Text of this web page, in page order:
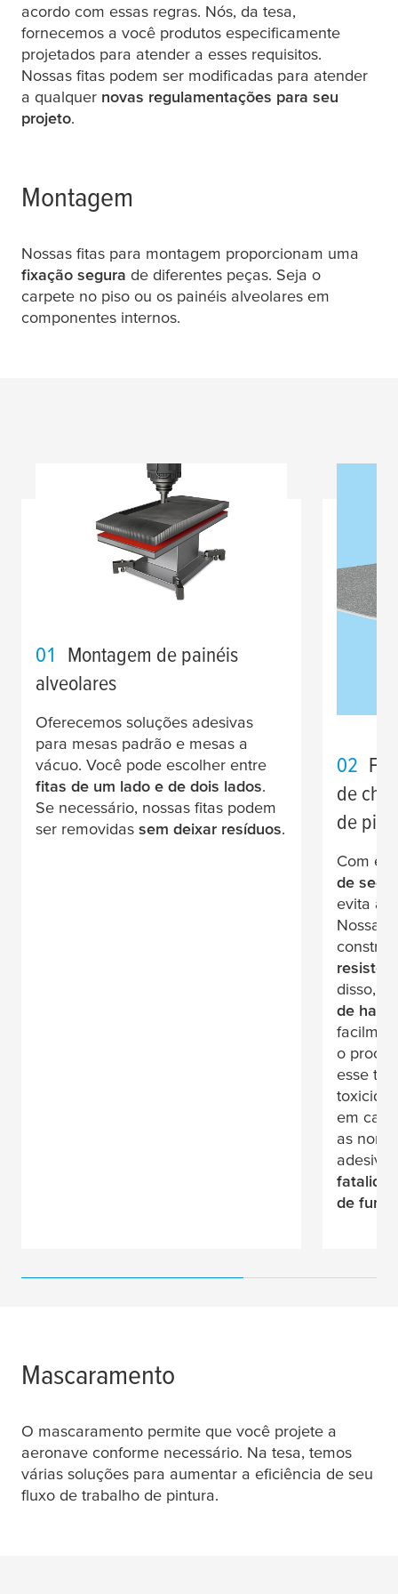
acordo com essas regras. Nós, da tesa,
fornecemos a você produtos especificamente
projetados para atender a esses requisitos.
Nossas fitas podem ser modificadas para atender
a qualquer novas regulamentações para seu
projeto.
Montagem
Nossas fitas para montagem proporcionam uma
fixação segura de diferentes peças. Seja o
carpete no piso ou os painéis alveolares em
componentes internos.
01
Montagem de painéis
alveolares
Oferecemos soluções adesivas
para mesas padrão e mesas a
vácuo. Você pode escolher entre
fitas de um lado e de dois lados.
Se necessário, nossas fitas podem
ser removidas sem deixar resíduos.
02
de
de
Com
de
evita a
Nossa
resiste
disso,
de
o
esse
em
as
de
Mascaramento
O mascaramento permite que você projete a
aeronave conforme necessário. Na tesa, temos
várias soluções para aumentar a eficiência de seu
fluxo de trabalho de pintura.